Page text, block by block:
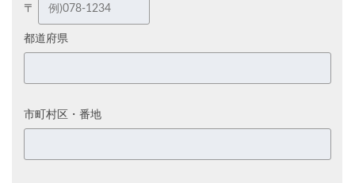
〒
都道府県
市町村区・番地